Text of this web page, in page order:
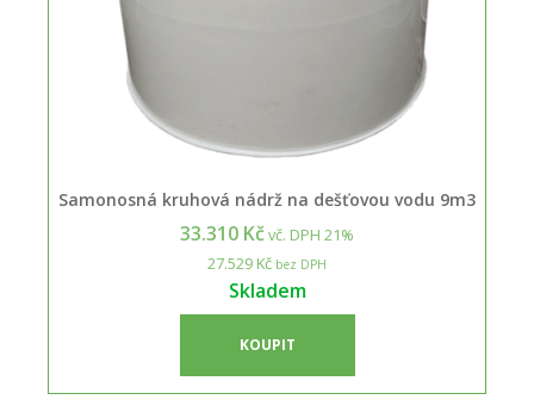
Samonosná kruhová nádrž na dešťovou vodu 9m3
33.310 Kčvč. DPH 21%
27.529 Kč bez DPH
Skladem
KOUPIT